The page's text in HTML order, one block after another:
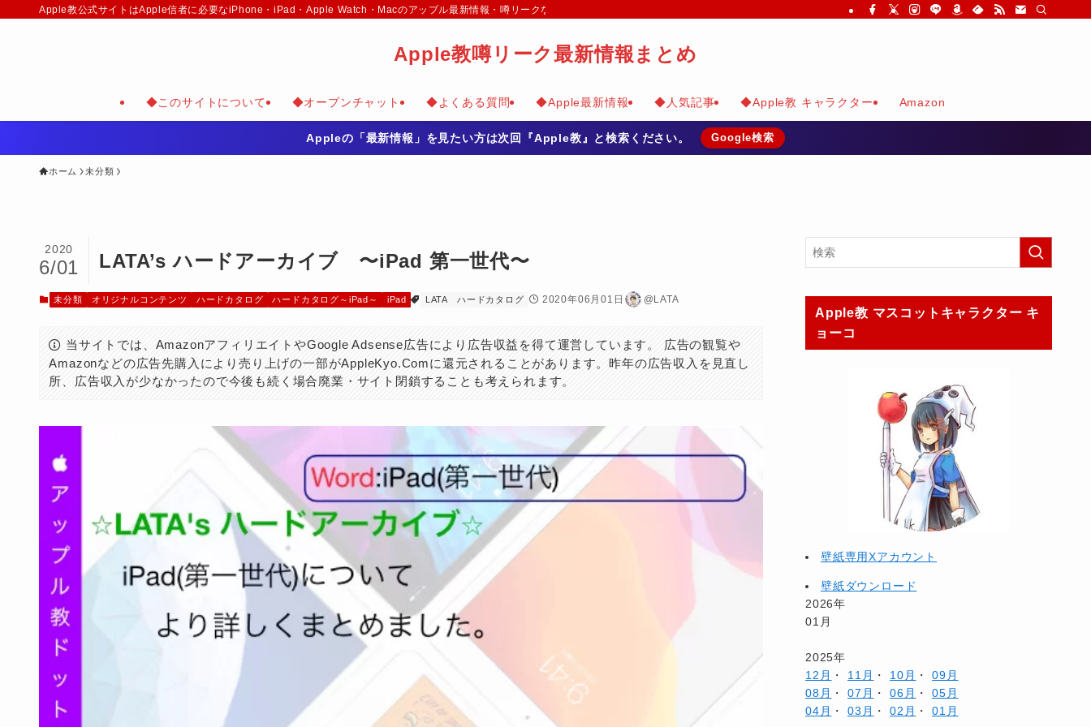
Apple教公式サイトはApple信者に必要なiPhone・iPad・Apple Watch・Macのアップル最新情報・噂リークなどのまとめて掲載
Apple教噂リーク最新情報まとめ
◆このサイトについて ◆オープンチャット ◆よくある質問 ◆Apple最新情報 ◆人気記事 ◆Apple教 キャラクター Amazon
Appleの「最新情報」を見たい方は次回『Apple教』と検索ください。 Google検索
ホーム 未分類
LATA’s ハードアーカイブ 〜iPad 第一世代〜
2020
6/01
未分類 オリジナルコンテンツ ハードカタログ ハードカタログ～iPad～ iPad LATA ハードカタログ 2020年06月01日 @LATA
当サイトでは、AmazonアフィリエイトやGoogle Adsense広告により広告収益を得て運営しています。 広告の観覧や
Amazonなどの広告先購入により売り上げの一部がAppleKyo.Comに還元されることがあります。昨年の広告収入を見直し
所、広告収入が少なかったので今後も続く場合廃業・サイト閉鎖することも考えられます。
Apple教 マスコットキャラクター キ
ョーコ
壁紙専用Xアカウント
壁紙ダウンロード
2026年
01月
2025年
12月 ・ 11月 ・ 10月 ・09月
08月 ・07月 ・06月 ・05月
04月 ・03月 ・02月 ・01月